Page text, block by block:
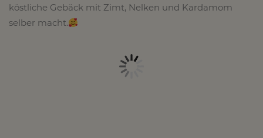
köstliche Gebäck mit Zimt, Nelken und Kardamom
selber macht.